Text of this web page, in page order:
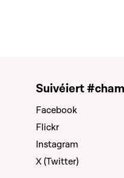
Suivéiert
Facebook
Flickr
Instagram
X (Twitter)